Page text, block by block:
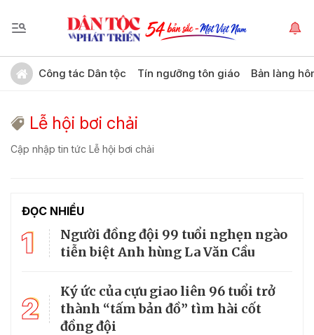
Công tác Dân tộc Tín ngưỡng tôn giáo Bản làng
Lễ hội bơi chải
Cập nhập tin tức Lễ hội bơi chải
ĐỌC NHIỀU
1
Người đồng đội 99 tuổi nghẹn ngào
tiễn biệt Anh hùng La Văn Cầu
2
Ký ức của cựu giao liên 96 tuổi trở
thành “tấm bản đồ” tìm hài cốt
đồng đội